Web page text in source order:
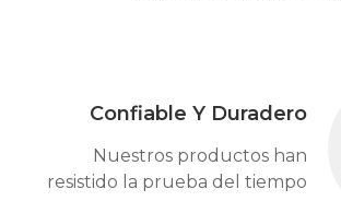
Confiable Y Duradero
Nuestros productos han
resistido la prueba del tiempo